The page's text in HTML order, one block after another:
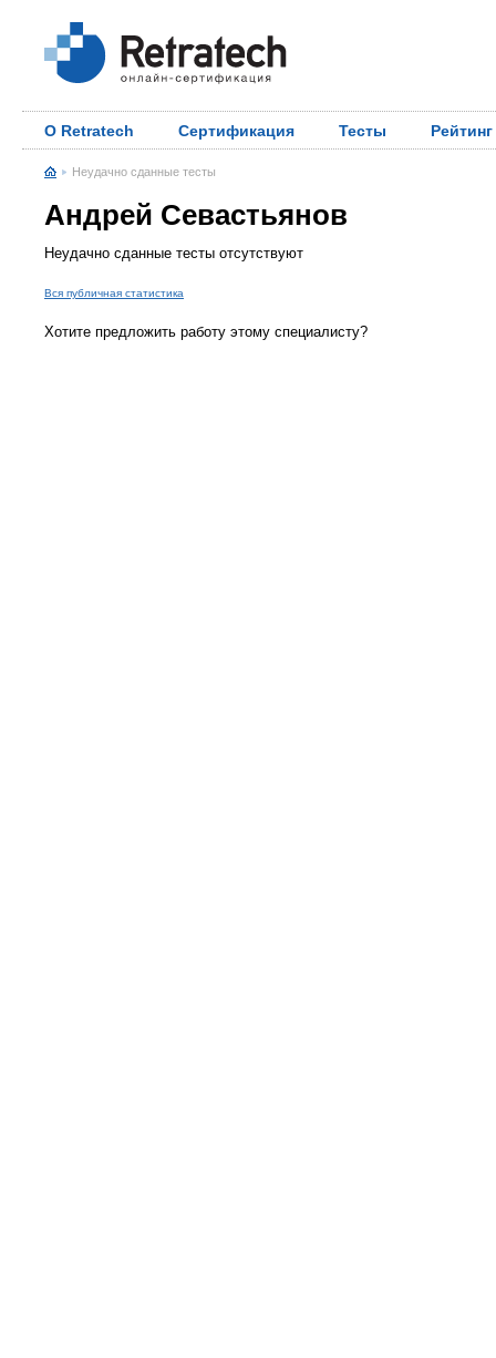
О Retratech Сертификация Тесты Рейтинг
Неудачно сданные тесты
Андрей Севастьянов
Неудачно сданные тесты отсутствуют
Вся публичная статистика
Хотите предложить работу этому специалисту?